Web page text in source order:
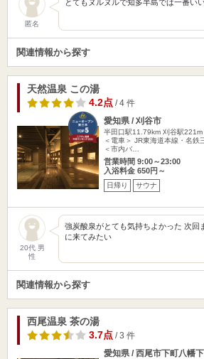
匿名
とてもヌルヌルで知多半島では一番い
関連情報から探す
天然温泉 この湯
4.2点/ 4 件
愛知県 / 刈谷市
半田口駅11.79km 刈谷駅221m
＜電車＞ JR東海道本線・名鉄
＜市内バ…
営業時間 9:00～23:00
入浴料金 650円～
日帰り サウナ
20代 男
性
強炭酸泉がとても気持ちよかった 次回
に来てみたい
関連情報から探す
西尾温泉 茶の湯
3.7点/ 3 件
愛知県 / 西尾市下町八幡下